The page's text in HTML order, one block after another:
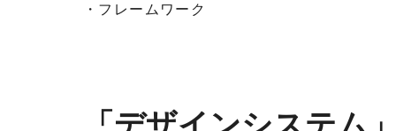
・フレームワーク